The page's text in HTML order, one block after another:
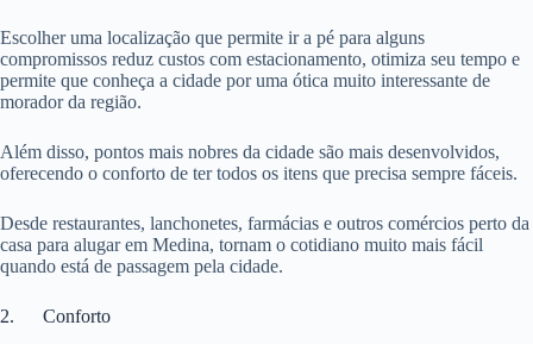
Escolher uma localização que permite ir a pé para alguns
compromissos reduz custos com estacionamento, otimiza seu tempo e
permite que conheça a cidade por uma ótica muito interessante de
morador da região.
Além disso, pontos mais nobres da cidade são mais desenvolvidos,
oferecendo o conforto de ter todos os itens que precisa sempre fáceis.
Desde restaurantes, lanchonetes, farmácias e outros comércios perto da
casa para alugar em Medina, tornam o cotidiano muito mais fácil
quando está de passagem pela cidade.
2. Conforto